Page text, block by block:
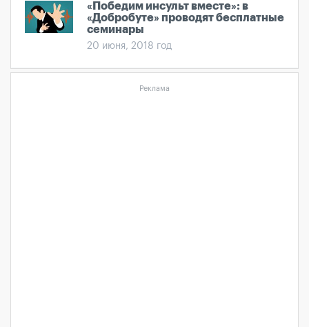
«Победим инсульт вместе»: в
«Добробуте» проводят бесплатные
семинары
20 июня, 2018 год
Реклама